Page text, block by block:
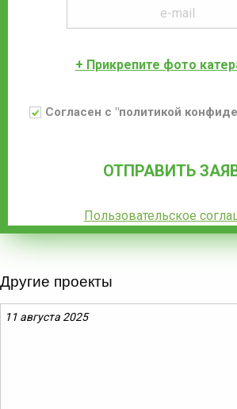
+ Прикрепите фото
Согласен с "политикой
Пользовательское
Другие проекты
11 августа 2025